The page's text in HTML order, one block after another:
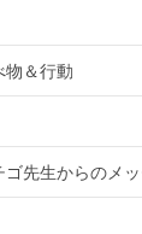
＆行動
先生からのメ